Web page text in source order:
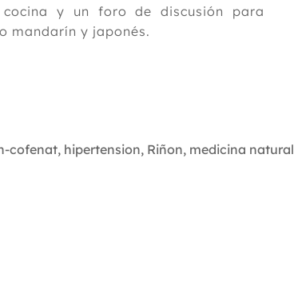
y un foro de discusión para
mandarín y japonés.
cofenat, hipertension, Riñon, medicina natural